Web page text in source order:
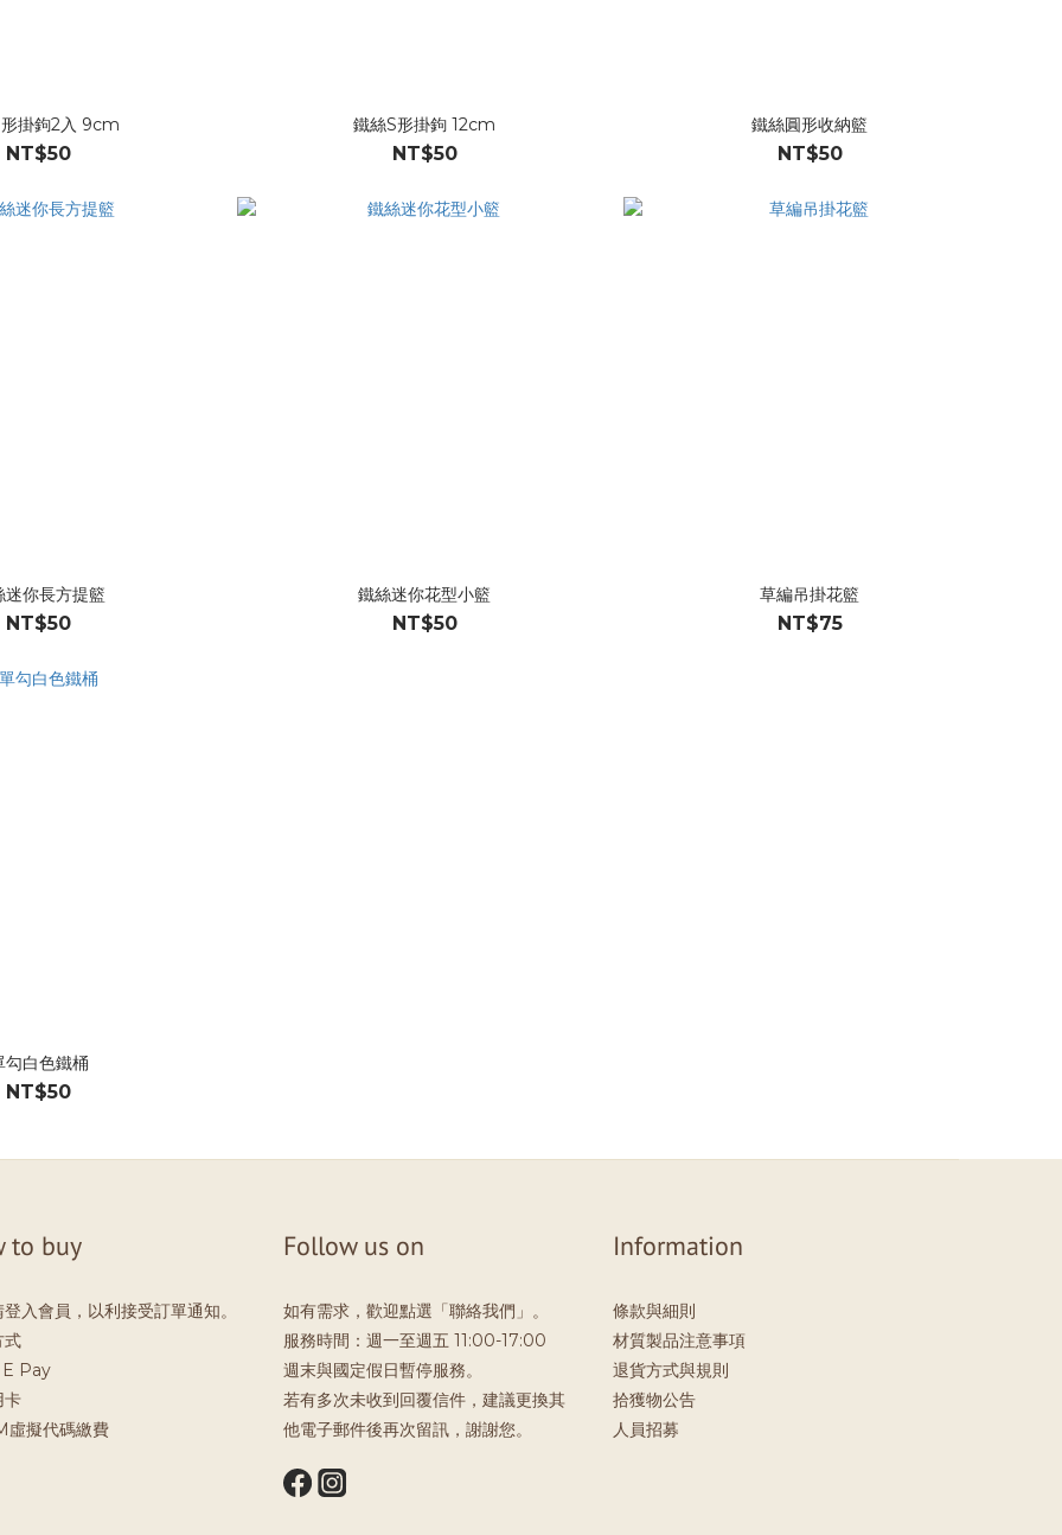
掛鉤2入 9cm
NT$50
鐵絲S形掛鉤 12cm
NT$50
鐵絲圓形收納籃
NT$50
迷你長方提籃
NT$50
鐵絲迷你花型小籃
NT$50
草編吊掛花籃
NT$75
勾白色鐵桶
NT$50
to buy
入會員，以利接受訂單通知。
式
Pay
卡
虛擬代碼繳費
Follow us on
如有需求，歡迎點選「聯絡我們」。
服務時間：週一至週五 11:00-17:00
週末與國定假日暫停服務。
若有多次未收到回覆信件，建議更換其
他電子郵件後再次留訊，謝謝您。
Information
條款與細則
材質製品注意事項
退貨方式與規則
拾獲物公告
人員招募